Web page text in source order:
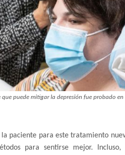
que puede mitigar la depresión fue probado
paciente para este tratamiento
para sentirse mejor.